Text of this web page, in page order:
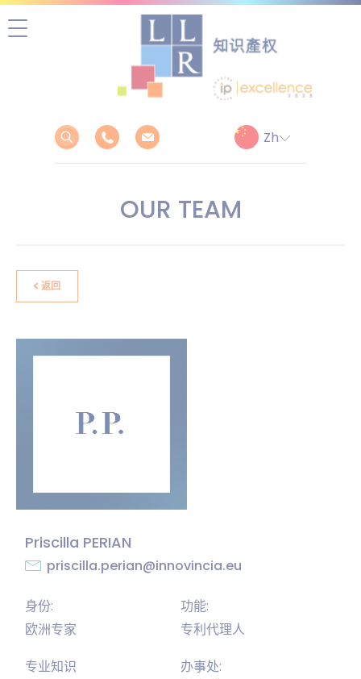
OUR TEAM
返回
Priscilla PERIAN
priscilla.perian@innovincia.eu
身份:
欧洲专家
功能:
专利代理人
专业知识
办事处: